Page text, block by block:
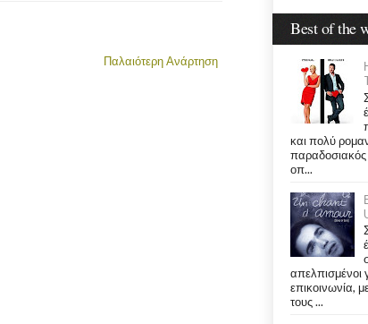
Παλαιότερη Ανάρτηση
Best of the
και πολύ
παραδοσιακός
οπ...
απελπισμένοι
επικοινωνία,
τους ...